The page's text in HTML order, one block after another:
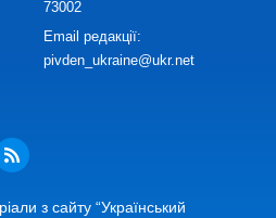
73002
Email редакції:
pivden_ukraine@ukr.net
з сайту “Український